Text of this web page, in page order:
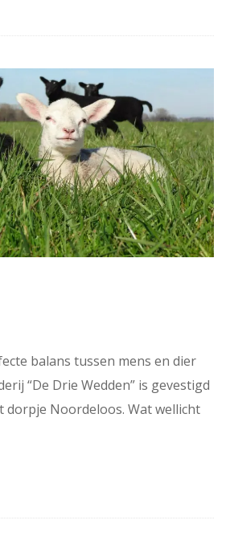
balans tussen mens en dier
“De Drie Wedden” is gevestigd
dorpje Noordeloos. Wat wellicht